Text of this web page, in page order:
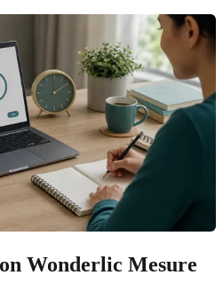
Wonderlic Mesure